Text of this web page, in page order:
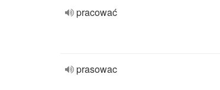
pracować
prasowac